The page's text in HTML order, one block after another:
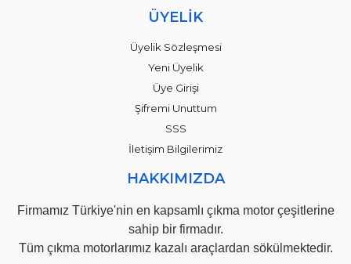
ÜYELİK
Üyelik Sözleşmesi
Yeni Üyelik
Üye Girişi
Şifremi Unuttum
SSS
İletişim Bilgilerimiz
HAKKIMIZDA
Firmamız Türkiye'nin en kapsamlı çıkma motor çeşitlerine
sahip bir firmadır.
Tüm çıkma motorlarımız kazalı araçlardan sökülmektedir.